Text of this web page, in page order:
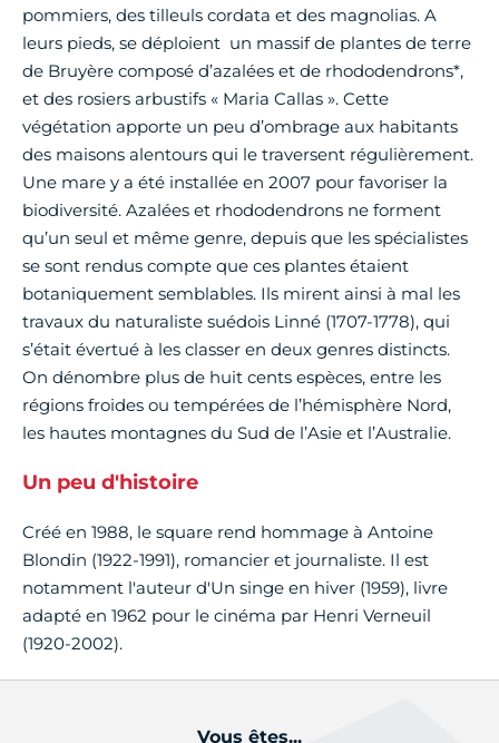
pommiers, des tilleuls cordata et des magnolias. A
leurs pieds, se déploient un massif de plantes de terre
de Bruyère composé d’azalées et de rhododendrons*,
et des rosiers arbustifs « Maria Callas ». Cette
végétation apporte un peu d’ombrage aux habitants
des maisons alentours qui le traversent régulièrement.
Une mare y a été installée en 2007 pour favoriser la
biodiversité. Azalées et rhododendrons ne forment
qu’un seul et même genre, depuis que les spécialistes
se sont rendus compte que ces plantes étaient
botaniquement semblables. Ils mirent ainsi à mal les
travaux du naturaliste suédois Linné (1707-1778), qui
s’était évertué à les classer en deux genres distincts.
On dénombre plus de huit cents espèces, entre les
régions froides ou tempérées de l’hémisphère Nord,
les hautes montagnes du Sud de l’Asie et l’Australie.
Un peu d'histoire
Créé en 1988, le square rend hommage à Antoine
Blondin (1922-1991), romancier et journaliste. Il est
notamment l'auteur d'Un singe en hiver (1959), livre
adapté en 1962 pour le cinéma par Henri Verneuil
(1920-2002).
Vous êtes...